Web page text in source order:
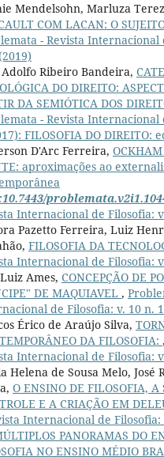
Mendelsohn, Marluza
COM LACAN: O
- Revista Internacional
Adolfo Ribeiro Bandeira,
DO DIREITO:
DA SEMIÓTICA DOS
- Revista Internacional
FILOSOFIA DO DIREITO:
D'Arc Ferreira,
aproximações ao
Internacional de Filosofia:
Pazetto Ferreira, Luiz
FILOSOFIA DA
Internacional de Filosofia:
Ames, CONCEPÇÃO DE
DE MAQUIAVEL ,
de Filosofia: v. 10 n.
Érico de Araújo Silva,
DA FILOSOFIA: ,
Internacional de Filosofia:
Helena de Sousa Melo, José
O ENSINO DE FILOSOFIA, A
E A CRIAÇÃO EM
Internacional de Filosofia:
PANORAMAS DO
NO ENSINO MÉDIO